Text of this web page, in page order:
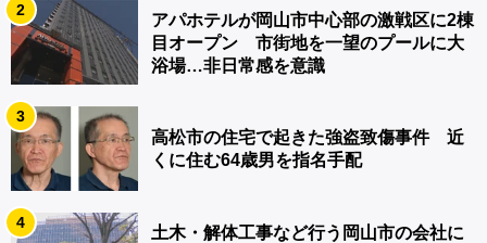
2
アパホテルが岡山市中心部の激戦区に2棟
目オープン 市街地を一望のプールに大
浴場…非日常感を意識
3
高松市の住宅で起きた強盗致傷事件 近
くに住む64歳男を指名手配
4
土木・解体工事など行う岡山市の会社に